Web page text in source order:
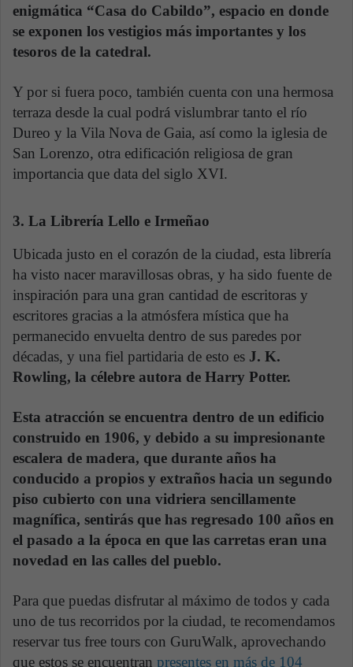
enigmática “Casa do Cabildo”, espacio en donde
se exponen los vestigios más importantes y los
tesoros de la catedral.
Y por si fuera poco, también cuenta con una hermosa
terraza desde la cual podrá vislumbrar tanto el río
Dureo y la Vila Nova de Gaia, así como la iglesia de
San Lorenzo, otra edificación religiosa de gran
importancia que data del siglo XVI.
3. La Librería Lello e Irmeñao
Ubicada justo en el corazón de la ciudad, esta librería
ha visto nacer maravillosas obras, y ha sido fuente de
inspiración para una gran cantidad de escritoras y
escritores gracias a la atmósfera mística que ha
permanecido envuelta dentro de sus paredes por
décadas, y una fiel partidaria de esto es J. K.
Rowling, la célebre autora de Harry Potter.
Esta atracción se encuentra dentro de un edificio
construido en 1906, y debido a su impresionante
escalera de madera, que durante años ha
conducido a propios y extraños hacia un segundo
piso cubierto con una vidriera sencillamente
magnífica, sentirás que has regresado 100 años en
el pasado a la época en que las carretas eran una
novedad en las calles del pueblo.
Para que puedas disfrutar al máximo de todos y cada
uno de tus recorridos por la ciudad, te recomendamos
reservar tus free tours con GuruWalk, aprovechando
que estos se encuentran presentes en más de 104